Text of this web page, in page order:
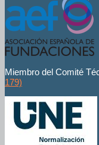
Miembro del Comité
179)